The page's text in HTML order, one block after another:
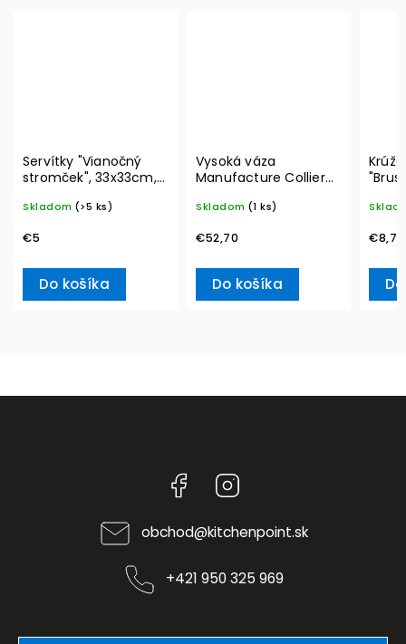
Servítky "Vianočný
stromček", 33x33cm,
L– Villeroy & Boch
Skladom (>5 ks)
€5
Do košíka
Vysoká váza
Manufacture Collier
& Boch
Skladom (1 ks)
€52,70
Do košíka
€8,70
Facebook
obchod@kitchenpoint.sk
+421 950 325 969